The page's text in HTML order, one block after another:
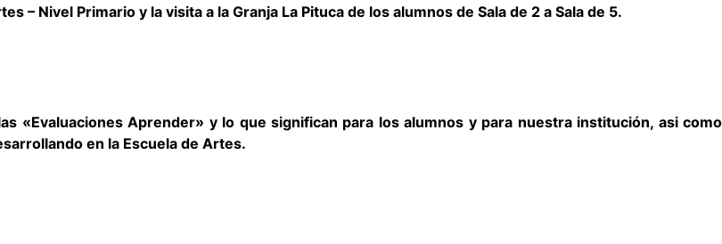
– Nivel Primario y la visita a la Granja La Pituca de los alumnos de Sala de 2 a Sala de 5.
«Evaluaciones Aprender» y lo que significan para los alumnos y para nuestra institución, asi como
en la Escuela de Artes.